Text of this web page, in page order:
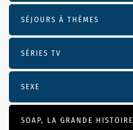
SÉJOURS À THÈMES
SÉRIES TV
SEXE
SOAP, LA GRANDE HISTOIRE